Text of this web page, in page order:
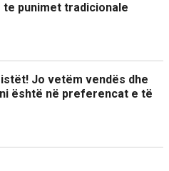
punimet tradicionale
Jo vetëm vendës dhe
është në preferencat e të